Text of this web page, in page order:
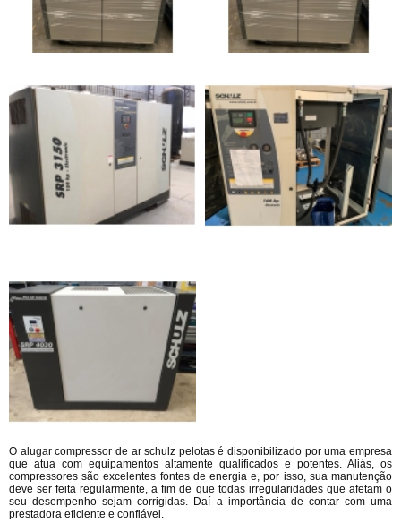
O alugar compressor de ar schulz pelotas é disponibilizado por uma empresa
que atua com equipamentos altamente qualificados e potentes. Aliás, os
compressores são excelentes fontes de energia e, por isso, sua manutenção
deve ser feita regularmente, a fim de que todas irregularidades que afetam o
seu desempenho sejam corrigidas. Daí a importância de contar com uma
prestadora eficiente e confiável.